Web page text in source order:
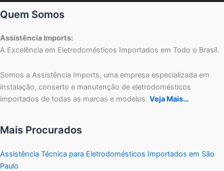
Quem Somos
Assistência Imports:
A Excelência em Eletrodomésticos Importados em Todo o Brasil.
Somos a Assistência Imports, uma empresa especializada em
instalação, conserto e manutenção de eletrodomésticos
importados de todas as marcas e modelos. Veja Mais…
Mais Procurados
Assistência Técnica para Eletrodomésticos Importados em São
Paulo